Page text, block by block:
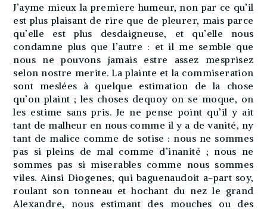
J’ayme mieux la premiere humeur, non par ce qu’il
est plus plaisant de rire que de pleurer, mais parce
qu’elle est plus desdaigneuse, et qu’elle nous
condamne plus que l’autre : et il me semble que
nous ne pouvons jamais estre assez mesprisez
selon nostre merite. La plainte et la commiseration
sont meslées à quelque estimation de la chose
qu’on plaint ; les choses dequoy on se moque, on
les estime sans pris. Je ne pense point qu’il y ait
tant de malheur en nous comme il y a de vanité, ny
tant de malice comme de sotise : nous ne sommes
pas si pleins de mal comme d’inanité ; nous ne
sommes pas si miserables comme nous sommes
viles. Ainsi Diogenes, qui baguenaudoit a-part soy,
roulant son tonneau et hochant du nez le grand
Alexandre, nous estimant des mouches ou des